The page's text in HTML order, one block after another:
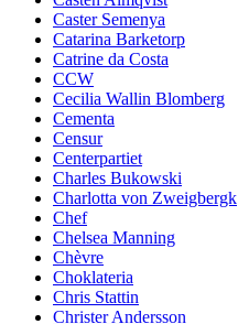
Caster Semenya
Catarina Barketorp
Catrine da Costa
CCW
Cecilia Wallin Blomberg
Cementa
Censur
Centerpartiet
Charles Bukowski
Charlotta von Zweigbergk
Chef
Chelsea Manning
Chèvre
Choklateria
Chris Stattin
Christer Andersson